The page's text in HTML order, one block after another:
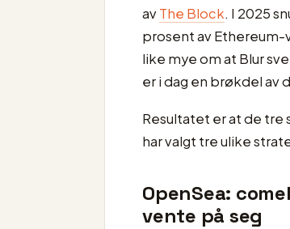
avThe Block. I 2025
prosent av
like mye om at Blur
er i dag en brøkdel av
Resultatet er at de tre
har valgt tre ulike
OpenSea:
vente på seg